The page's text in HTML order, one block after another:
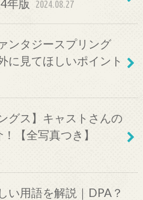
年版
2024.08.27
ンタジースプリング
に見てほしいポイント
グス】キャストさんの
【全写真つき】
い用語を解説｜DPA？